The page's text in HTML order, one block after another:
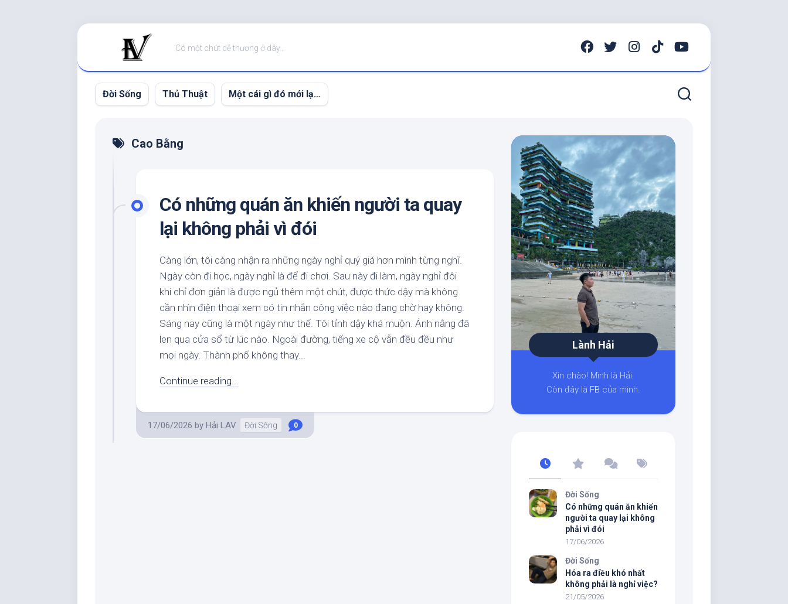
Có một chút dễ thương ở dây…
Đời Sống Thủ Thuật Một cái gì đó mới lạ…
Cao Bằng
Có những quán ăn khiến người ta quay
lại không phải vì đói
Càng lớn, tôi càng nhận ra những ngày nghỉ quý giá hơn mình từng nghĩ.
Ngày còn đi học, ngày nghỉ là để đi chơi. Sau này đi làm, ngày nghỉ đôi
khi chỉ đơn giản là được ngủ thêm một chút, được thức dậy mà không
cần nhìn điện thoại xem có tin nhắn công việc nào đang chờ hay không.
Sáng nay cũng là một ngày như thế. Tôi tỉnh dậy khá muộn. Ánh nắng đã
len qua cửa sổ từ lúc nào. Ngoài đường, tiếng xe cộ vẫn đều đều như
mọi ngày. Thành phố không thay...
Continue reading...
17/06/2026 by Hải LAV Đời Sống 0
Lành Hải
Xin chào! Mình là Hải.
Còn đây là FB của mình.
Đời Sống
Có những quán ăn khiến
người ta quay lại không
phải vì đói
17/06/2026
Đời Sống
Hóa ra điều khó nhất
không phải là nghỉ việc?
21/05/2026